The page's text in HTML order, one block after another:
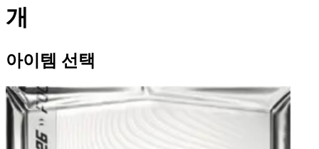
개
아이템 선택